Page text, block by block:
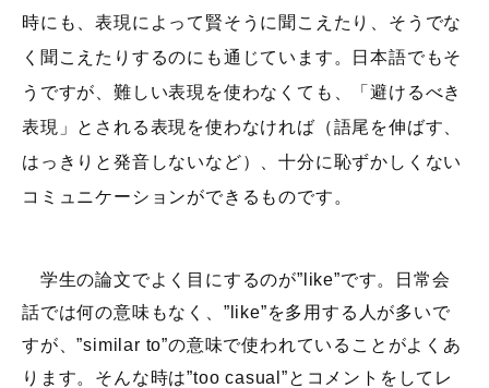
時にも、表現によって賢そうに聞こえたり、そうでな
く聞こえたりするのにも通じています。日本語でもそ
うですが、難しい表現を使わなくても、「避けるべき
表現」とされる表現を使わなければ（語尾を伸ばす、
はっきりと発音しないなど）、十分に恥ずかしくない
コミュニケーションができるものです。
学生の論文でよく目にするのが”like”です。日常会
話では何の意味もなく、”like”を多用する人が多いで
すが、”similar to”の意味で使われていることがよくあ
ります。そんな時は”too casual”とコメントをしてレ